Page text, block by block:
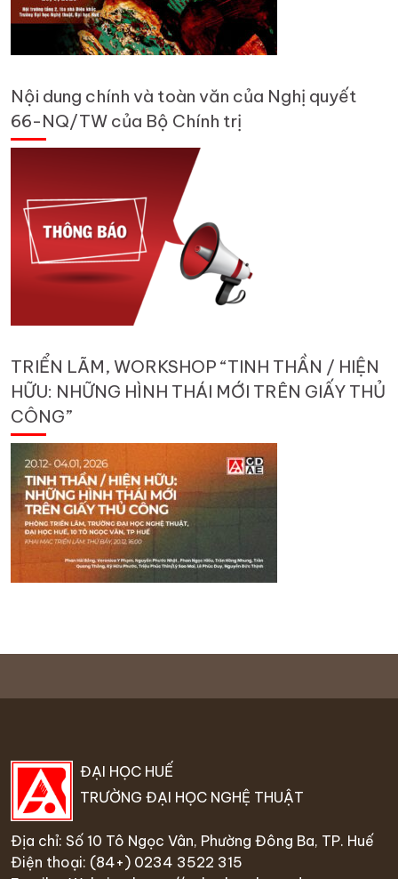
Nội dung chính và toàn văn của Nghị quyết
66-NQ/TW của Bộ Chính trị
TRIỂN LÃM, WORKSHOP “TINH THẦN / HIỆN
HỮU: NHỮNG HÌNH THÁI MỚI TRÊN GIẤY THỦ
CÔNG”
ĐẠI HỌC HUẾ
TRƯỜNG ĐẠI HỌC NGHỆ THUẬT
Địa chỉ: Số 10 Tô Ngọc Vân, Phường Đông Ba, TP. Huế
Điện thoại: (84+) 0234 3522 315